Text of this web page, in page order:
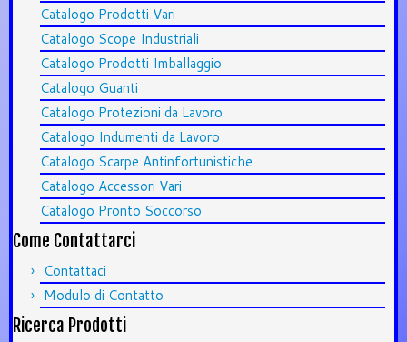
Catalogo Prodotti Vari
Catalogo Scope Industriali
Catalogo Prodotti Imballaggio
Catalogo Guanti
Catalogo Protezioni da Lavoro
Catalogo Indumenti da Lavoro
Catalogo Scarpe Antinfortunistiche
Catalogo Accessori Vari
Catalogo Pronto Soccorso
Come Contattarci
Contattaci
Modulo di Contatto
Ricerca Prodotti